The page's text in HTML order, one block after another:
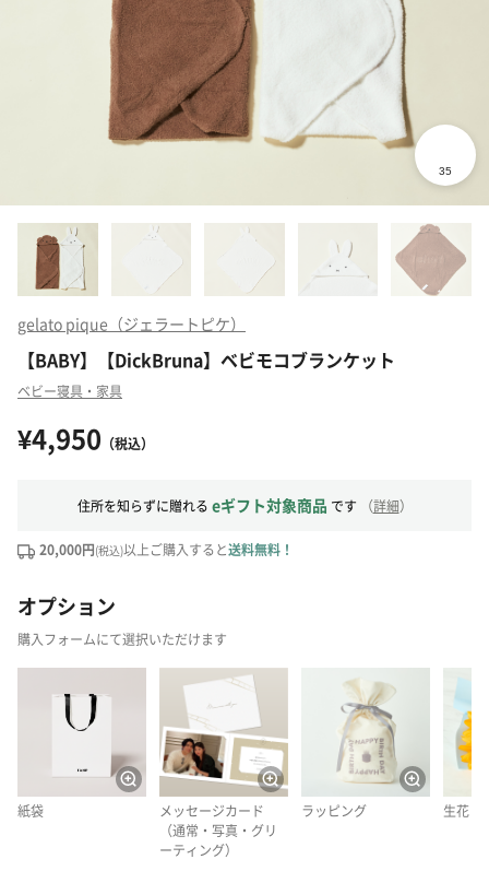
gelato pique（ジェラートピケ）
【BABY】【DickBruna】ベビモコブランケット
ベビー寝具・家具
¥4,950 （税込）
住所を知らずに贈れる eギフト対象商品 です （詳細）
20,000円(税込)以上ご購入すると送料無料！
オプション
購入フォームにて選択いただけます
紙袋
メッセージカード
（通常・写真・グリ
ーティング）
ラッピング 生花